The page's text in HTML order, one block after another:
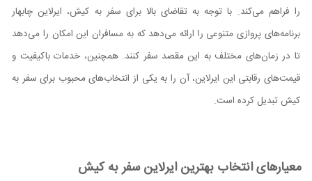
را فراهم می‌کند. با توجه به تقاضای بالا برای سفر به کیش، ایرلاین چابهار
برنامه‌های پروازی متنوعی را ارائه می‌دهد که به مسافران این امکان را می‌دهد
تا در زمان‌های مختلف به این مقصد سفر کنند. همچنین، خدمات باکیفیت و
قیمت‌های رقابتی این ایرلاین، آن را به یکی از انتخاب‌های محبوب برای سفر به
کیش تبدیل کرده است.
معیارهای انتخاب بهترین ایرلاین سفر به کیش